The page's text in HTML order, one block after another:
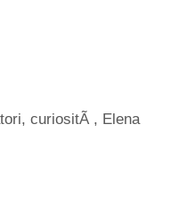
,curiositÃ , Elena